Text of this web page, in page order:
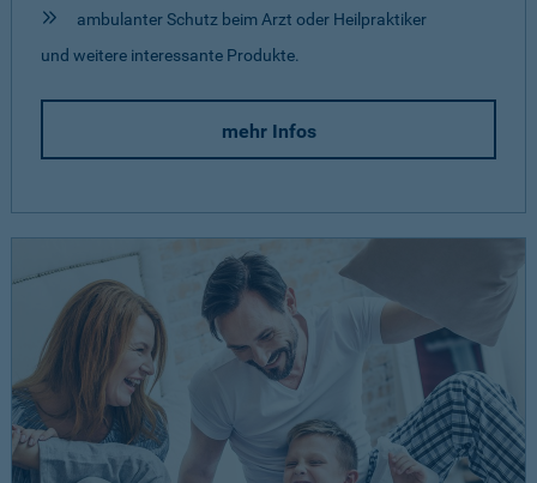
ambulanter Schutz beim Arzt oder Heilpraktiker
und weitere interessante Produkte.
mehr Infos